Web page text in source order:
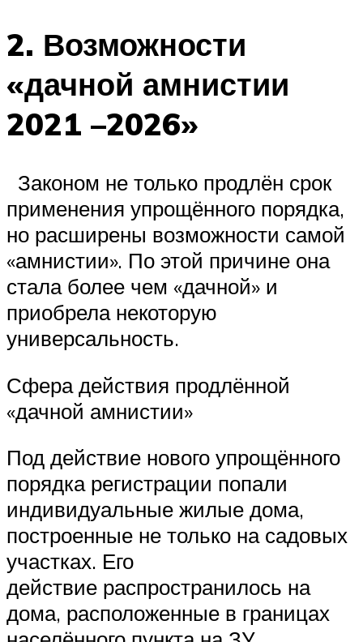
2. Возможности
«дачной амнистии
2021 –2026»
Законом не только продлён срок
применения упрощённого порядка,
но расширены возможности самой
«амнистии». По этой причине она
стала более чем «дачной» и
приобрела некоторую
универсальность.
Сфера действия продлённой
«дачной амнистии»
Под действие нового упрощённого
порядка регистрации попали
индивидуальные жилые дома,
построенные не только на садовых
участках. Его
действие распространилось на
дома, расположенные в границах